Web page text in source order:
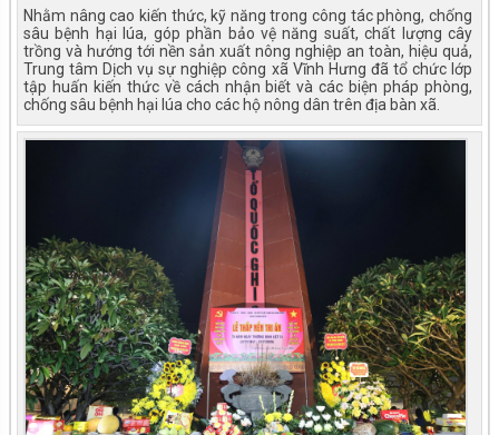
Nhằm nâng cao kiến thức, kỹ năng trong công tác phòng, chống
sâu bệnh hại lúa, góp phần bảo vệ năng suất, chất lượng cây
trồng và hướng tới nền sản xuất nông nghiệp an toàn, hiệu quả,
Trung tâm Dịch vụ sự nghiệp công xã Vĩnh Hưng đã tổ chức lớp
tập huấn kiến thức về cách nhận biết và các biện pháp phòng,
chống sâu bệnh hại lúa cho các hộ nông dân trên địa bàn xã.